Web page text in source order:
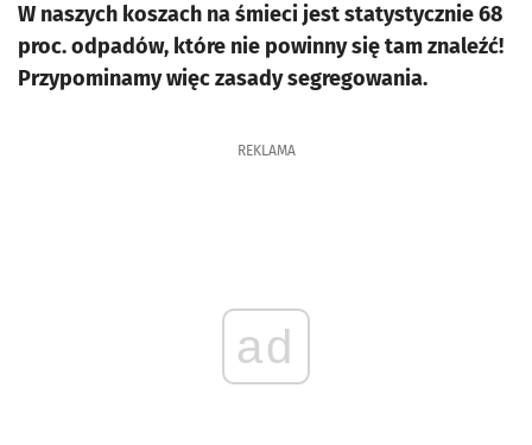
W naszych koszach na śmieci jest statystycznie 68
proc. odpadów, które nie powinny się tam znaleźć!
Przypominamy więc zasady segregowania.
REKLAMA
ad